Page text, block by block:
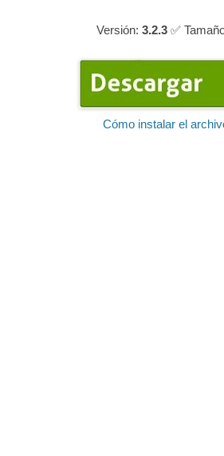
Versión: 3.2.3 ✅
Cómo instalar el